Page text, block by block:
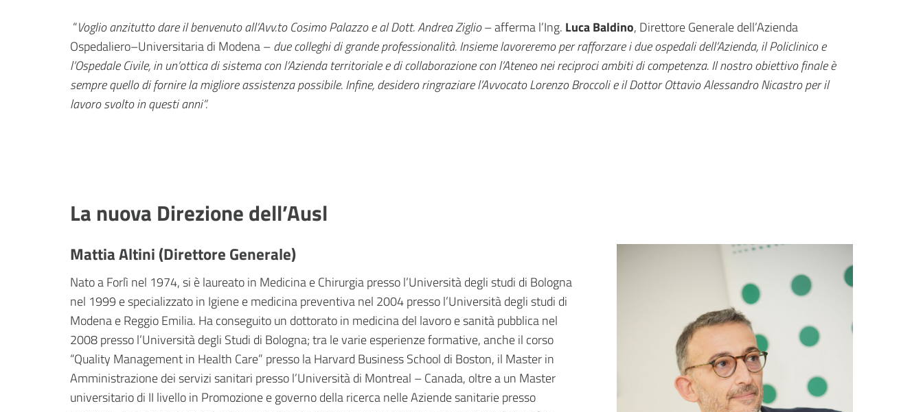
“Voglio anzitutto dare il benvenuto all’Avv.to Cosimo Palazzo e al Dott. Andrea Ziglio– afferma l’Ing. Luca Baldino, Direttore Generale dell’Azienda
Ospedaliero–Universitaria di Modena –due colleghi di grande professionalità. Insieme lavoreremo per rafforzare i due ospedali dell’Azienda, il Policlinico e
l’Ospedale Civile, in un’ottica di sistema con l’Azienda territoriale e di collaborazione con l’Ateneo nei reciproci ambiti di competenza. Il nostro obiettivo finale è
sempre quello di fornire la migliore assistenza possibile. Infine, desidero ringraziare l’Avvocato Lorenzo Broccoli e il Dottor Ottavio Alessandro Nicastro per il
lavoro svolto in questi anni”.
La nuova Direzione dell’Ausl
Mattia Altini (Direttore Generale)
Nato a Forlì nel 1974, si è laureato in Medicina e Chirurgia presso l’Università degli studi di Bologna
nel 1999 e specializzato in Igiene e medicina preventiva nel 2004 presso l’Università degli studi di
Modena e Reggio Emilia. Ha conseguito un dottorato in medicina del lavoro e sanità pubblica nel
2008 presso l’Università degli Studi di Bologna; tra le varie esperienze formative, anche il corso
“Quality Management in Health Care” presso la Harvard Business School di Boston, il Master in
Amministrazione dei servizi sanitari presso l’Università di Montreal – Canada, oltre a un Master
universitario di II livello in Promozione e governo della ricerca nelle Aziende sanitarie presso